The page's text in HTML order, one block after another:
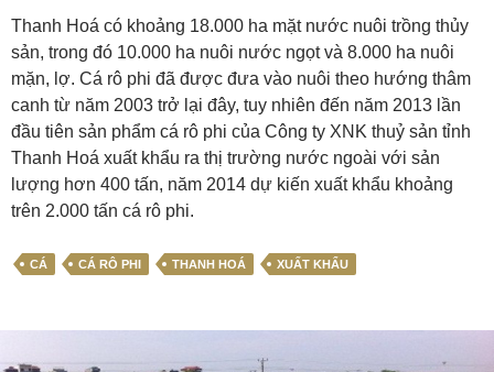
Thanh Hoá có khoảng 18.000 ha mặt nước nuôi trồng thủy
sản, trong đó 10.000 ha nuôi nước ngọt và 8.000 ha nuôi
mặn, lợ. Cá rô phi đã được đưa vào nuôi theo hướng thâm
canh từ năm 2003 trở lại đây, tuy nhiên đến năm 2013 lần
đầu tiên sản phẩm cá rô phi của Công ty XNK thuỷ sản tỉnh
Thanh Hoá xuất khẩu ra thị trường nước ngoài với sản
lượng hơn 400 tấn, năm 2014 dự kiến xuất khẩu khoảng
trên 2.000 tấn cá rô phi.
CÁ CÁ RÔ PHI THANH HOÁ XUẤT KHẨU